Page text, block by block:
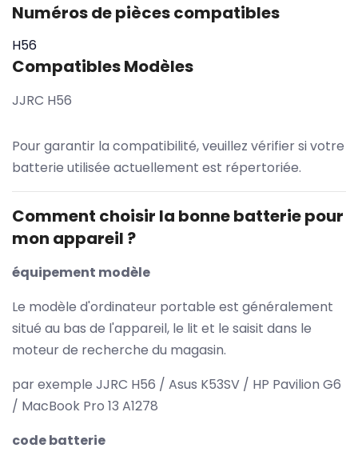
Numéros de pièces compatibles
H56
Compatibles Modèles
JJRC H56
Pour garantir la compatibilité, veuillez vérifier si votre
batterie utilisée actuellement est répertoriée.
Comment choisir la bonne batterie pour
mon appareil ?
équipement modèle
Le modèle d'ordinateur portable est généralement
situé au bas de l'appareil, le lit et le saisit dans le
moteur de recherche du magasin.
par exemple JJRC H56 / Asus K53SV / HP Pavilion G6
/ MacBook Pro 13 A1278
code batterie